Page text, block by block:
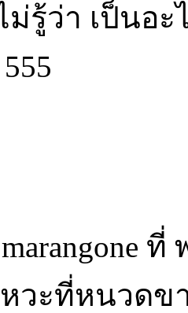
ม่รู้ว่า เป็นอ
ที่
วะที่หนวด